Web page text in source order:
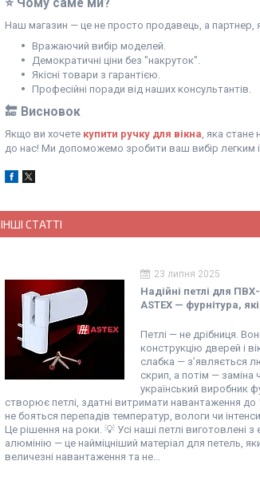
⭐ Чому саме ми?
Наш магазин — це не просто продавець, а
Вражаючий вибір моделей.
Демократичні ціни без "накруток".
Якісні товари з гарантією.
Професійні поради від наших консультантів.
🔚 Висновок
Якщо ви хочете купити ручку для вікна, яка
до нас! Ми допоможемо зробити ваш вибір легким
ІНШІ СТАТТІ
23 липня 2025
Надійні петлі для
ASTEX — фурнітура,
Петлі — не дрібниця.
конструкцію дверей і
слабка — з’являється
скрип, а потім — заміна
український виробник
створює петлі, здатні витримати навантаження до
не бояться перепадів температур, вологи чи
Це рішення на роки. 💡 Усі наші петлі виготовлені
алюмінію — це найміцніший матеріал для петель,
величезні навантаження та не...